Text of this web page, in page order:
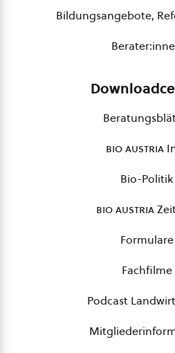
Bildungsangebote,
bio austria
Bio-Politik
bio austria
Formulare
Fachfilme
Podcast